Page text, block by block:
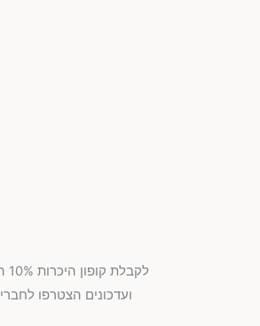
לקבלת קופון היכרות 10% הנחה
ועדכונים הצטרפו לחברים